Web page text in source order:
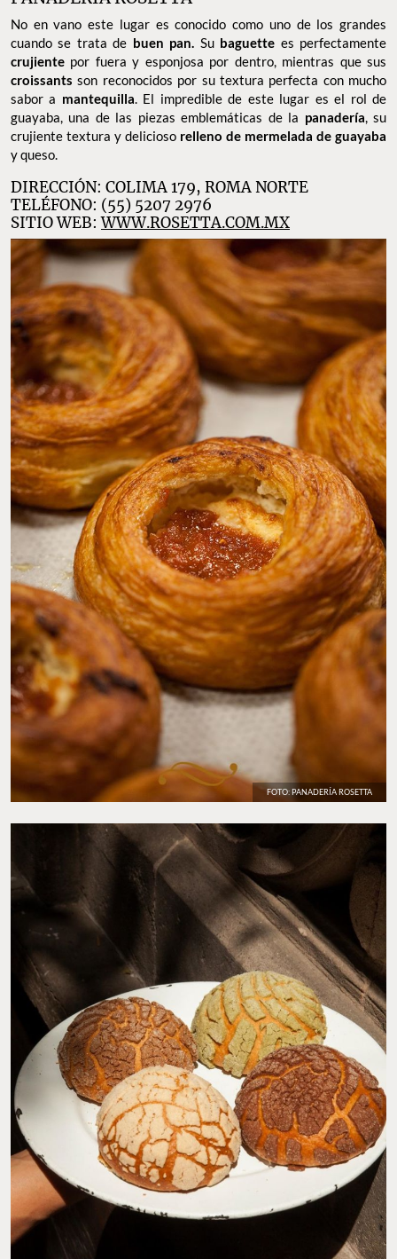
No en vano este lugar es conocido como uno de los grandes
cuando se trata de buen pan. Su baguette es perfectamente
crujiente por fuera y esponjosa por dentro, mientras que sus
croissants son reconocidos por su textura perfecta con mucho
sabor a mantequilla. El impredible de este lugar es el rol de
guayaba, una de las piezas emblemáticas de la panadería, su
crujiente textura y delicioso relleno de mermelada de guayaba
y queso.
DIRECCIÓN: COLIMA 179, ROMA NORTE
TELÉFONO: (55) 5207 2976
SITIO WEB:WWW.ROSETTA.COM.MX
FOTO: PANADERÍA ROSETTA